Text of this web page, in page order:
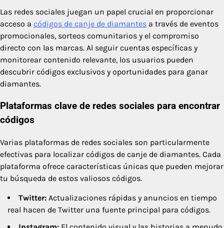
Las redes sociales juegan un papel crucial en proporcionar
acceso a códigos de canje de diamantes a través de eventos
promocionales, sorteos comunitarios y el compromiso
directo con las marcas. Al seguir cuentas específicas y
monitorear contenido relevante, los usuarios pueden
descubrir códigos exclusivos y oportunidades para ganar
diamantes.
Plataformas clave de redes sociales para encontrar
códigos
Varias plataformas de redes sociales son particularmente
efectivas para localizar códigos de canje de diamantes. Cada
plataforma ofrece características únicas que pueden mejorar
tu búsqueda de estos valiosos códigos.
Twitter: Actualizaciones rápidas y anuncios en tiempo
real hacen de Twitter una fuente principal para códigos.